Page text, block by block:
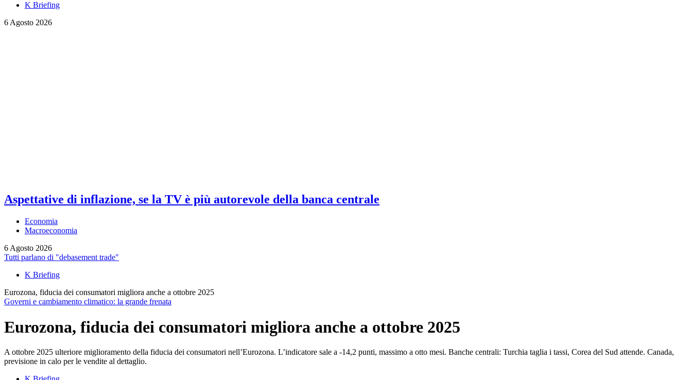
K Briefing
6 Agosto 2026
Aspettative di inflazione, se la TV è più autorevole della banca centrale
Economia
Macroeconomia
6 Agosto 2026
Tutti parlano di "debasement trade"
K Briefing
Eurozona, fiducia dei consumatori migliora anche a ottobre 2025
Governi e cambiamento climatico: la grande frenata
Eurozona, fiducia dei consumatori migliora anche a ottobre 2025
A ottobre 2025 ulteriore miglioramento della fiducia dei consumatori nell’Eurozona. L’indicatore sale a -14,2 punti, massimo a otto mesi. Banche centrali: Turchia taglia i tassi, Corea del Sud attende. Canada,
previsione in calo per le vendite al dettaglio.